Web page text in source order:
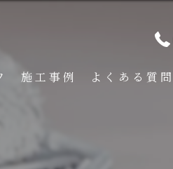
施工事例 よくある質問